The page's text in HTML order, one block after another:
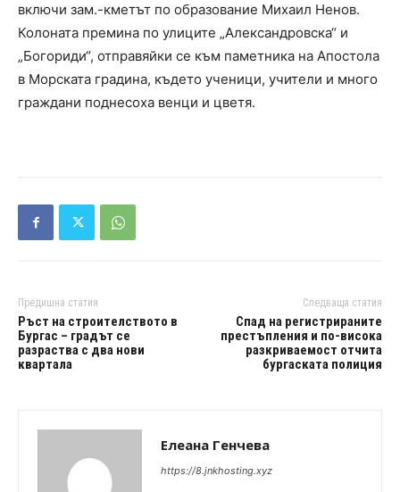
включи зам.-кметът по образование Михаил Ненов.
Колоната премина по улиците „Александровска“ и
„Богориди“, отправяйки се към паметника на Апостола
в Морската градина, където ученици, учители и много
граждани поднесоха венци и цветя.
Предишна статия
Ръст на строителството в
Бургас – градът се
разраства с два нови
квартала
Следваща статия
Спад на регистрираните
престъпления и по-висока
разкриваемост отчита
бургаската полиция
Елеана Генчева
https://8.jnkhosting.xyz